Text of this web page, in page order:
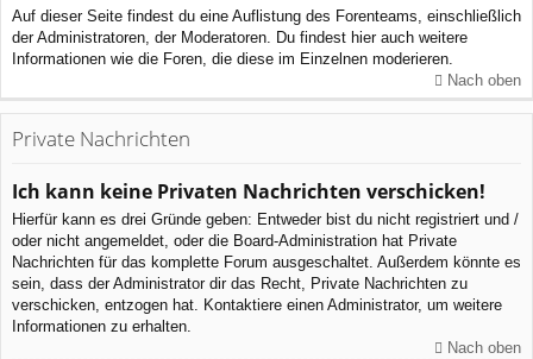
Auf dieser Seite findest du eine Auflistung des Forenteams, einschließlich
der Administratoren, der Moderatoren. Du findest hier auch weitere
Informationen wie die Foren, die diese im Einzelnen moderieren.
Nach oben
Private Nachrichten
Ich kann keine Privaten Nachrichten verschicken!
Hierfür kann es drei Gründe geben: Entweder bist du nicht registriert und /
oder nicht angemeldet, oder die Board-Administration hat Private
Nachrichten für das komplette Forum ausgeschaltet. Außerdem könnte es
sein, dass der Administrator dir das Recht, Private Nachrichten zu
verschicken, entzogen hat. Kontaktiere einen Administrator, um weitere
Informationen zu erhalten.
Nach oben